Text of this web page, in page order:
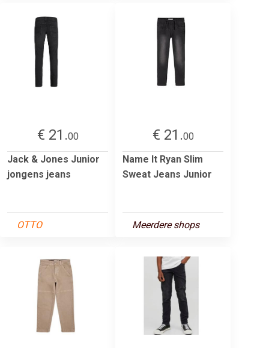
€ 21.00
Jack & Jones Junior
jongens jeans
OTTO
€ 21.00
Name It Ryan Slim
Sweat Jeans Junior
Meerdere shops